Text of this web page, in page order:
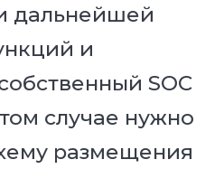
дальнейшей
и
SOC
случае нужно
размещения